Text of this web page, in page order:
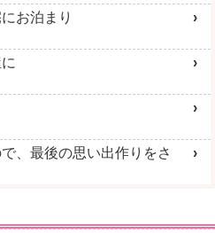
お泊まり
、最後の思い出作りをさ